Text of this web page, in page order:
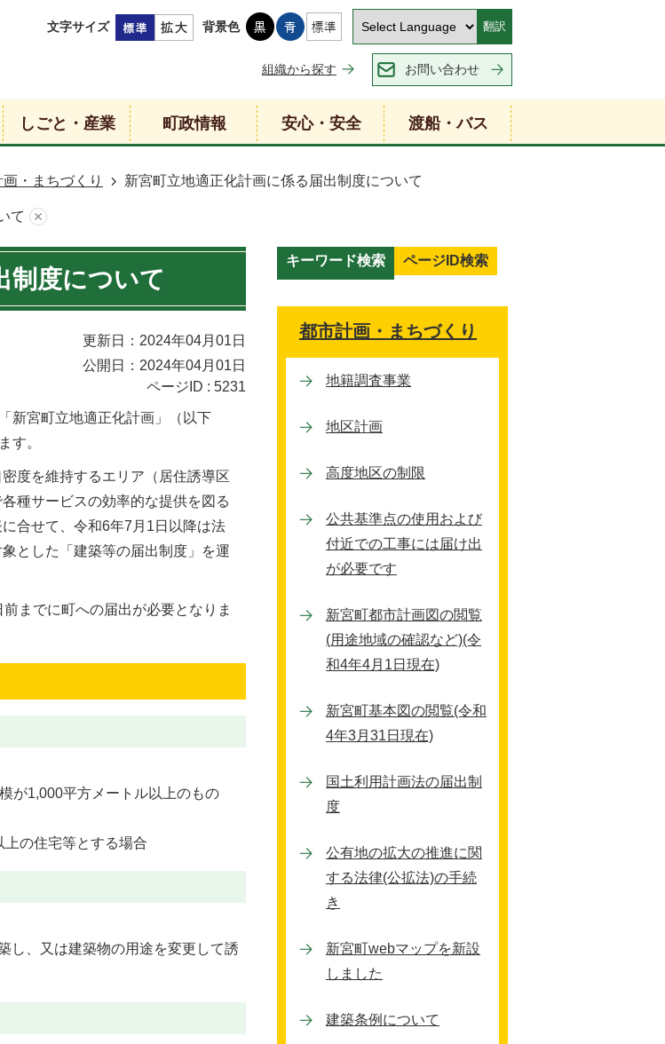
文字サイズ 背景色 翻訳
組織から探す お問い合わせ
しごと・産業 町政情報 安心・安全 渡船・バス
・まちづくり 新宮町立地適正化計画に係る届出制度について
て
制度について
更新日：2024年04月01日
公開日：2024年04月01日
ページID : 5231
新宮町立地適正化計画」（以下
す。
度を維持するエリア（居住誘導区
種サービスの効率的な提供を図る
合せて、令和6年7月1日以降は法
とした「建築等の届出制度」を運
までに町への届出が必要となりま
が1,000平方メートル以上のもの
の住宅等とする場合
し、又は建築物の用途を変更して誘
キーワード検索
ページID検索
ー
ド
都市計画・まちづくり
地籍調査事業
地区計画
高度地区の制限
公共基準点の使用および
付近での工事には届け出
が必要です
新宮町都市計画図の閲覧
(用途地域の確認など)(令
和4年4月1日現在)
新宮町基本図の閲覧(令和
4年3月31日現在)
国土利用計画法の届出制
度
公有地の拡大の推進に関
する法律(公拡法)の手続
き
新宮町webマップを新設
しました
建築条例について